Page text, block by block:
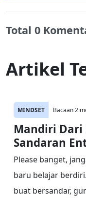
Total 0
Artikel
MINDSET Bacaan 2
Mandiri Dari
Sandaran
Please banget,
baru belajar
buat bersandar,